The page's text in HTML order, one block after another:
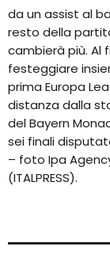
da un assist al
resto della
cambierà più. Al
festeggiare
prima Europa
distanza dalla
del Bayern
sei finali
– foto Ipa
(ITALPRESS).